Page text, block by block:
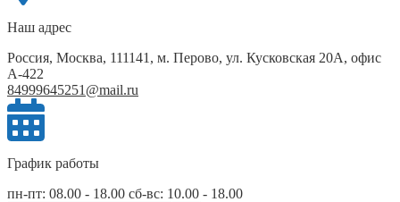
Наш адрес
Россия, Москва, 111141, м. Перово, ул. Кусковская 20А, офис
А-422
84999645251@mail.ru
График работы
пн-пт: 08.00 - 18.00 сб-вс: 10.00 - 18.00